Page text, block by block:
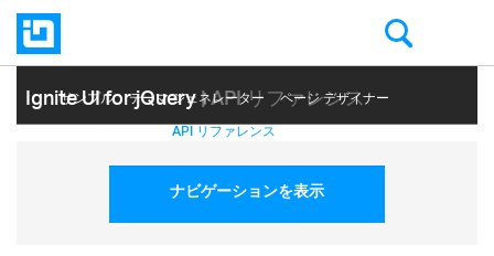
Ignite UI for jQuery| API リファレンス
サンプル テーマ ジェネレーター ページ デザイナー
ヘルプ トピック API リファレンス
ナビゲーションを表示